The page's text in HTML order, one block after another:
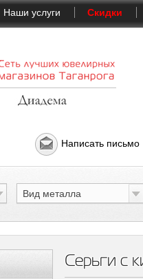
Наши услуги Скидки
Написать письмо
Вид металла
Серьги с